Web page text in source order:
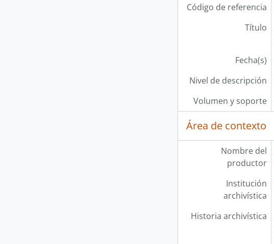
Código de referencia
Título
Fecha(s)
Nivel de descripción
Volumen y soporte
Área de contexto
Nombre del
productor
Institución
archivística
Historia archivística